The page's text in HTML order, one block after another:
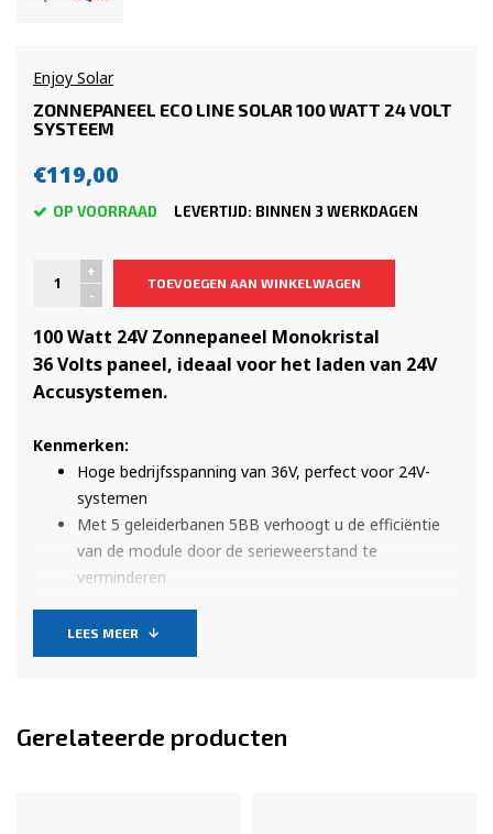
Enjoy Solar
ZONNEPANEEL ECO LINE SOLAR 100 WATT 24 VOLT
SYSTEEM
€119,00
OP VOORRAAD LEVERTIJD: BINNEN 3 WERKDAGEN
+
-
TOEVOEGEN AAN WINKELWAGEN
100 Watt 24V Zonnepaneel Monokristal
36 Volts paneel, ideaal voor het laden van 24V
Accusystemen.
Kenmerken:
Hoge bedrijfsspanning van 36V, perfect voor 24V-
systemen
Met 5 geleiderbanen 5BB verhoogt u de efficiëntie
van de module door de serieweerstand te
verminderen
zonnekabel en MC4-stekker
Geïntegreerde bypass-diode - minimale
Oppervlak van gehard ESG-solarglas met
LEES MEER
Gerelateerde producten